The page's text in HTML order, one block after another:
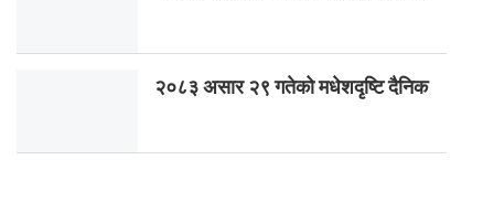
२०८३ असार २९ गतेको मधेशदृष्टि दैनिक